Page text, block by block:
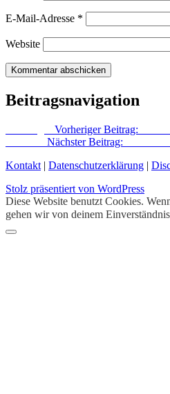
E-Mail-Adresse *
Website
Beitragsnavigation
Vorheriger Beitrag:
Nächster Beitrag:
Kontakt | Datenschutzerklärung |
Stolz präsentiert von WordPress
Diese Website benutzt Cookies.
gehen wir von deinem